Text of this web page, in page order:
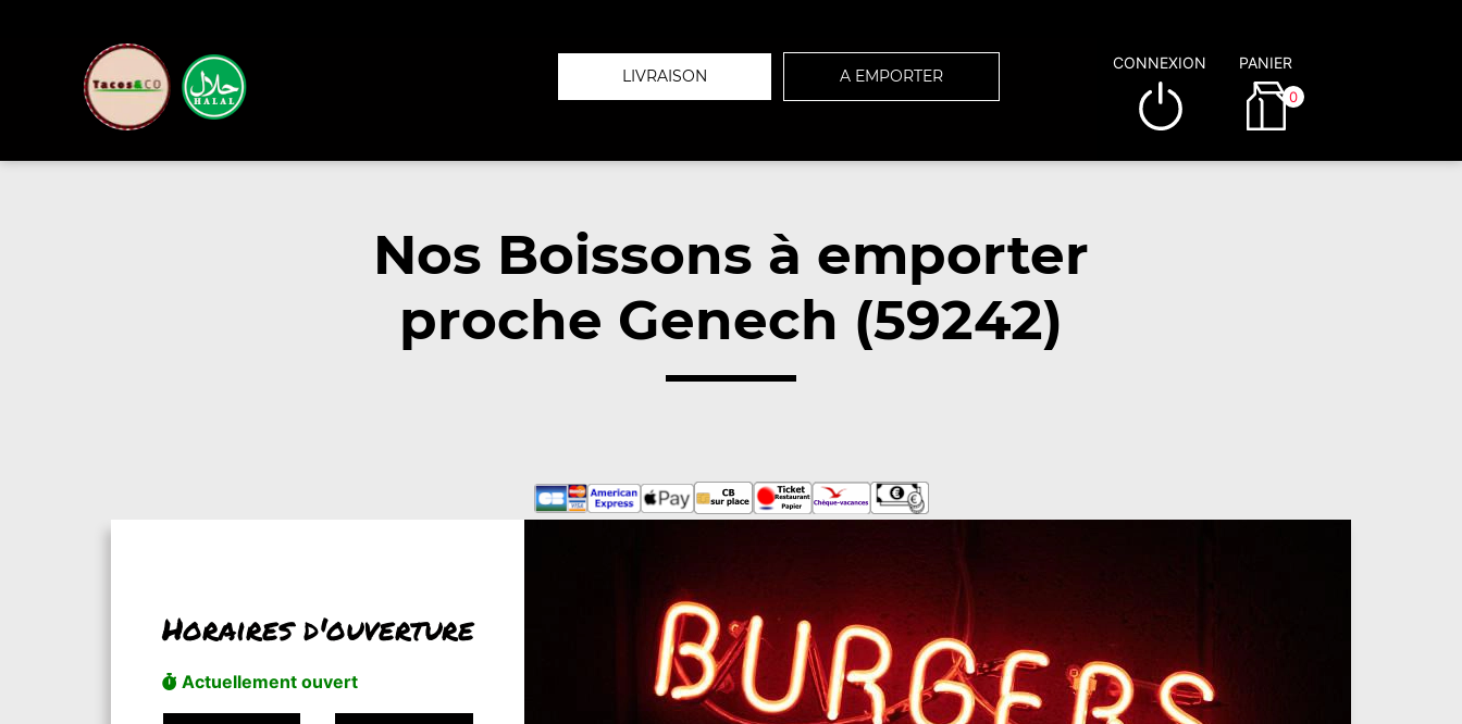
LIVRAISON A EMPORTER
CONNEXION PANIER
0
Nos Boissons à emporter
proche Genech (59242)
Horaires d'ouverture
Actuellement ouvert